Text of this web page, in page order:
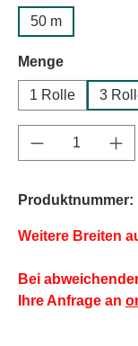
50 m
Mengeauswählen
1 Rolle 3
Produkt
Produktnummer:
Weitere Breiten
Bei
Ihre Anfrage an